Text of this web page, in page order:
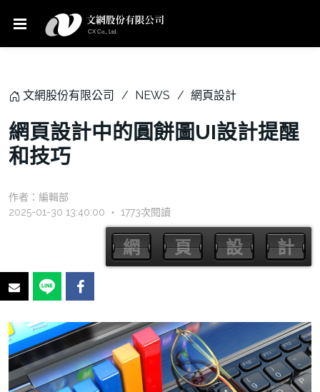
文網股份有限公司 NEWS 網頁設計
網頁設計中的圓餅圖UI設計提醒
和技巧
作者： 編輯部
2025-01-30 13:40:00 ‧ 1773次閱讀
網
網
頁
頁
設
設
計
計